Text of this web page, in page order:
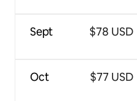
Sept
Oct
$78 USD
$77 USD